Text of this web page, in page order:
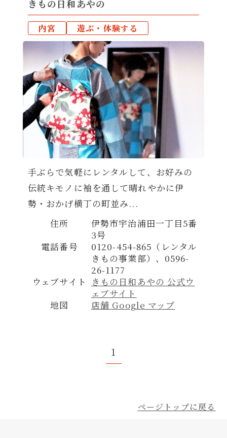
きもの日和あやの
内宮 遊ぶ・体験する
手ぶらで気軽にレンタルして、お好みの
伝統キモノに袖を通して晴れやかに伊
勢・おかげ横丁の町並み...
住所
伊勢市宇治浦田一丁目5番
3号
電話番号
0120-454-865（レンタル
きもの事業部）、0596-
26-1177
ウェブサイト
きもの日和あやの 公式ウ
ェブサイト
地図
店舗 Google マップ
1
ページトップに戻る